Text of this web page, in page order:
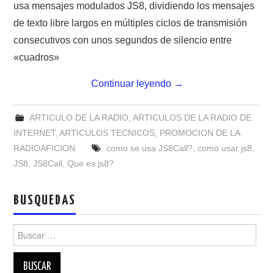
MODOS DIGITALES
MORSE CW APRENDE Y MAS
PATROCINADORES
PLAN DE BANDAS DE
PROMOCIÓN DE LA RADIO AFICIÓN
PROPAGACIÓN
usa mensajes modulados JS8, dividiendo los mensajes
de texto libre largos en múltiples ciclos de transmisión
consecutivos con unos segundos de silencio entre
«cuadros»
Continuar leyendo →
ARTICULO DE LA RADIO, ARTICULOS DE LA RADIO DE
INTERNET,ARTICULOS TECNICOS, PROMOCION DE LA
RADIOAFICION
como se usa JS8Call?, como usar js8,
JS8,JS8Call,Que es js8?
BUSQUEDAS
Buscar: